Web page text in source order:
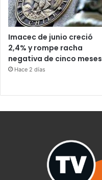
Imacec de junio creció
2,4% y rompe racha
negativa de cinco meses
Hace 2 días